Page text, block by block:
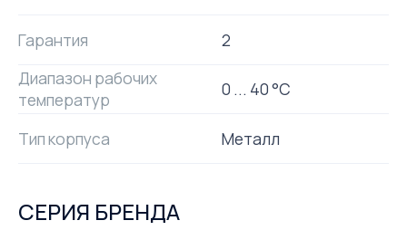
Гарантия
2
Диапазон рабочих
температур
0 ... 40 °C
Тип корпуса Металл
СЕРИЯ БРЕНДА